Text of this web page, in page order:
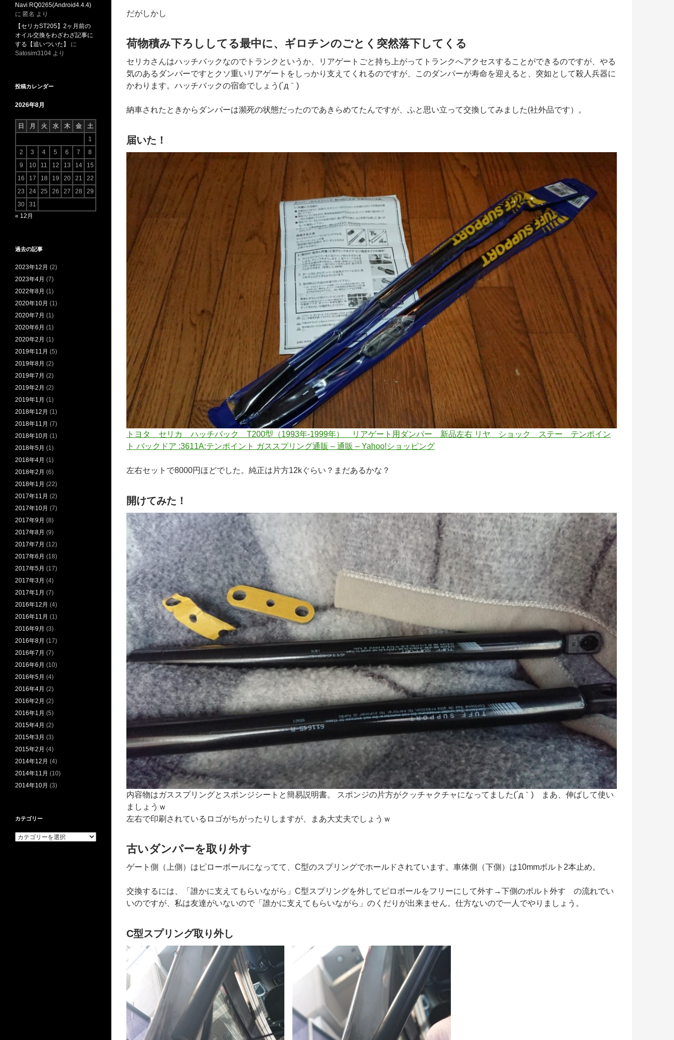
だがしかし
荷物積み下ろししてる最中に、ギロチンのごとく突然落下してくる
セリカさんはハッチバックなのでトランクというか、リアゲートごと持ち上がってトランクへアクセスすることができるのですが、やる
気のあるダンパーですとクソ重いリアゲートをしっかり支えてくれるのですが、このダンパーが寿命を迎えると、突如として殺人兵器に
かわります。ハッチバックの宿命でしょう(´д｀)
納車されたときからダンパーは瀕死の状態だったのであきらめてたんですが、ふと思い立って交換してみました(社外品です）。
届いた！
トヨタ セリカ ハッチバック T200型（1993年-1999年） リアゲート用ダンパー 新品左右 リヤ ショック ステー テンポイン
ト バックドア :3611A:テンポイント ガススプリング通販 – 通販 – Yahoo!ショッピング
左右セットで8000円ほどでした。純正は片方12kぐらい？まだあるかな？
開けてみた！
内容物はガススプリングとスポンジシートと簡易説明書。 スポンジの片方がクッチャクチャになってました(´д｀) まあ、伸ばして使い
ましょうｗ
左右で印刷されているロゴがちがったりしますが、まあ大丈夫でしょうｗ
古いダンパーを取り外す
ゲート側（上側）はピローボールになってて、C型のスプリングでホールドされています。車体側（下側）は10mmボルト2本止め。
交換するには、「誰かに支えてもらいながら」C型スプリングを外してピロボールをフリーにして外す→下側のボルト外す の流れでい
いのですが、私は友達がいないので「誰かに支えてもらいながら」のくだりが出来ません。仕方ないので一人でやりましょう。
C型スプリング取り外し
Navi RQ0265(Android4.4.4)
に 匿名 より
【セリカST205】2ヶ月前の
オイル交換をわざわざ記事に
する【追いついた】
に
Satosim3104 より
投稿カレンダー
2026年8月
日 月 火 水 木 金
土
1
2
3 4 5 6 7
8
9
10 11 12 13 14
15
16
17 18 19 20 21
22
23
24 25 26 27 28
29
30
31
« 12月
過去の記事
2023年12月 (2)
2023年4月 (7)
2022年8月 (1)
2020年10月 (1)
2020年7月 (1)
2020年6月 (1)
2020年2月 (1)
2019年11月 (5)
2019年8月 (2)
2019年7月 (2)
2019年2月 (2)
2019年1月 (1)
2018年12月 (1)
2018年11月 (7)
2018年10月 (1)
2018年5月 (1)
2018年4月 (1)
2018年2月 (6)
2018年1月 (22)
2017年11月 (2)
2017年10月 (7)
2017年9月 (8)
2017年8月 (9)
2017年7月 (12)
2017年6月 (18)
2017年5月 (17)
2017年3月 (4)
2017年1月 (7)
2016年12月 (4)
2016年11月 (1)
2016年9月 (3)
2016年8月 (17)
2016年7月 (7)
2016年6月 (10)
2016年5月 (4)
2016年4月 (2)
2016年2月 (2)
2016年1月 (5)
2015年4月 (2)
2015年3月 (3)
2015年2月 (4)
2014年12月 (4)
2014年11月 (10)
2014年10月 (3)
カテゴリー
カ